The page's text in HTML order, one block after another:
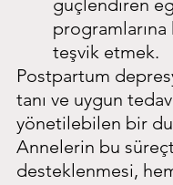
güçlendiren
programlarına
teşvik etmek.
Postpartum
tanı ve uygun
yönetilebilen bir
Annelerin bu
desteklenmesi,